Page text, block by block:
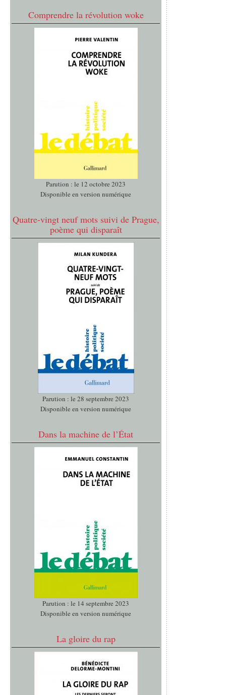
Comprendre la révolution woke
Parution : le 12 octobre 2023
Disponible en version numérique
Quatre-vingt neuf mots suivi de Prague,
poème qui disparaît
Parution : le 28 septembre 2023
Disponible en version numérique
Dans la machine de l’État
Parution : le 14 septembre 2023
Disponible en version numérique
La gloire du rap